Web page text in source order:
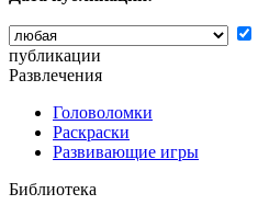
публикации
Развлечения
Головоломки
Раскраски
Развивающие игры
Библиотека